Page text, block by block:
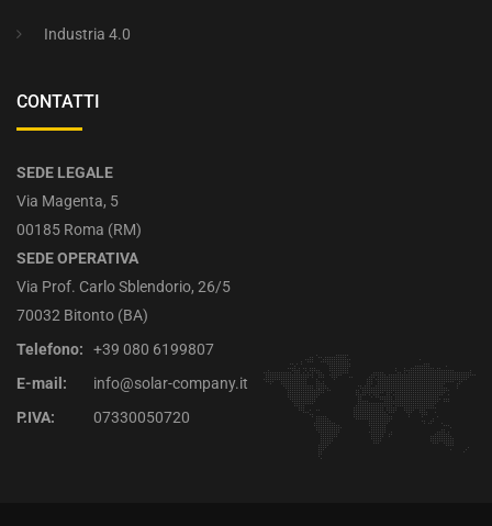
Industria 4.0
CONTATTI
SEDE LEGALE
Via Magenta, 5
00185 Roma (RM)
SEDE OPERATIVA
Via Prof. Carlo Sblendorio, 26/5
70032 Bitonto (BA)
Telefono:
+39 080 6199807
E-mail:
info@solar-company.it
P.IVA:
07330050720